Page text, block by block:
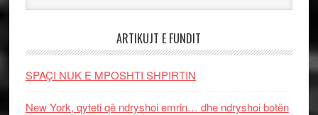
ARTIKUJT E FUNDIT
SPAÇI NUK E MPOSHTI SHPIRTIN
New York, qyteti që ndryshoi emrin… dhe ndryshoi botën